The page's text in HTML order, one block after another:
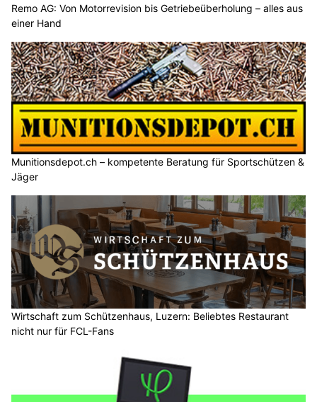
Remo AG: Von Motorrevision bis Getriebeüberholung – alles aus
einer Hand
Munitionsdepot.ch – kompetente Beratung für Sportschützen &
Jäger
Wirtschaft zum Schützenhaus, Luzern: Beliebtes Restaurant
nicht nur für FCL-Fans